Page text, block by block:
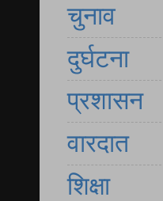
चुनाव
दुर्घटना
प्रशासन
वारदात
शिक्षा